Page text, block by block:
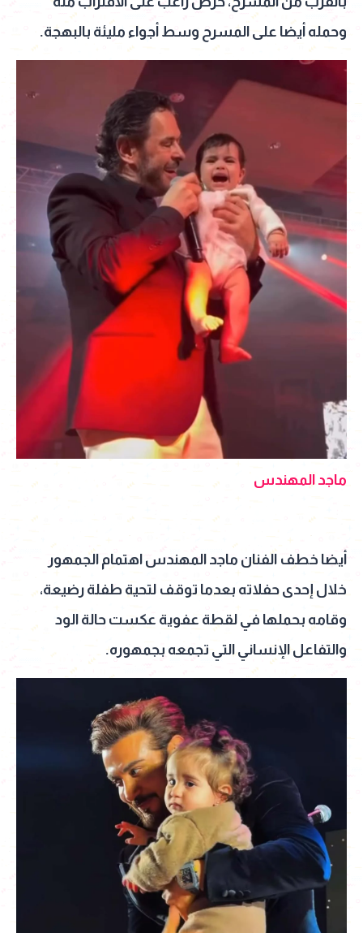
وحمله أيضا على المسرح وسط أجواء مليئة بالبهجة.
ماجد المهندس
أيضا خطف الفنان ماجد المهندس اهتمام الجمهور
خلال إحدى حفلاته بعدما توقف لتحية طفلة رضيعة،
وقامه بحملها في لقطة عفوية عكست حالة الود
والتفاعل الإنساني التي تجمعه بجمهوره.